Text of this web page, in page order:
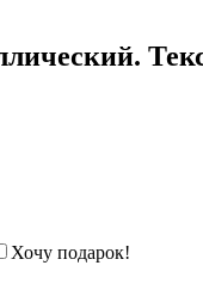
Хочу подарок!